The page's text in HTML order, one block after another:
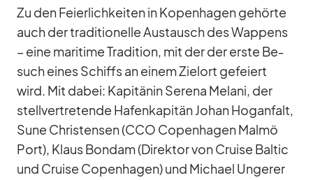
Zu den Fei­er­lich­kei­ten in Ko­pen­ha­gen ge­hörte
auch der tra­di­tio­nelle Aus­tausch des Wap­pens
– eine ma­ri­time Tra­di­tion, mit der der erste Be­
such ei­nes Schiffs an ei­nem Ziel­ort ge­fei­ert
wird. Mit da­bei: Ka­pi­tä­nin Se­rena Me­lani, der
stell­ver­tre­tende Ha­fen­ka­pi­tän Jo­han Hog­an­falt,
Sune Chris­ten­sen (CCO Co­pen­ha­gen Malmö
Port), Klaus Bon­dam (Di­rek­tor von Cruise Bal­tic
und Cruise Co­pen­ha­gen) und Mi­chael Un­ge­rer